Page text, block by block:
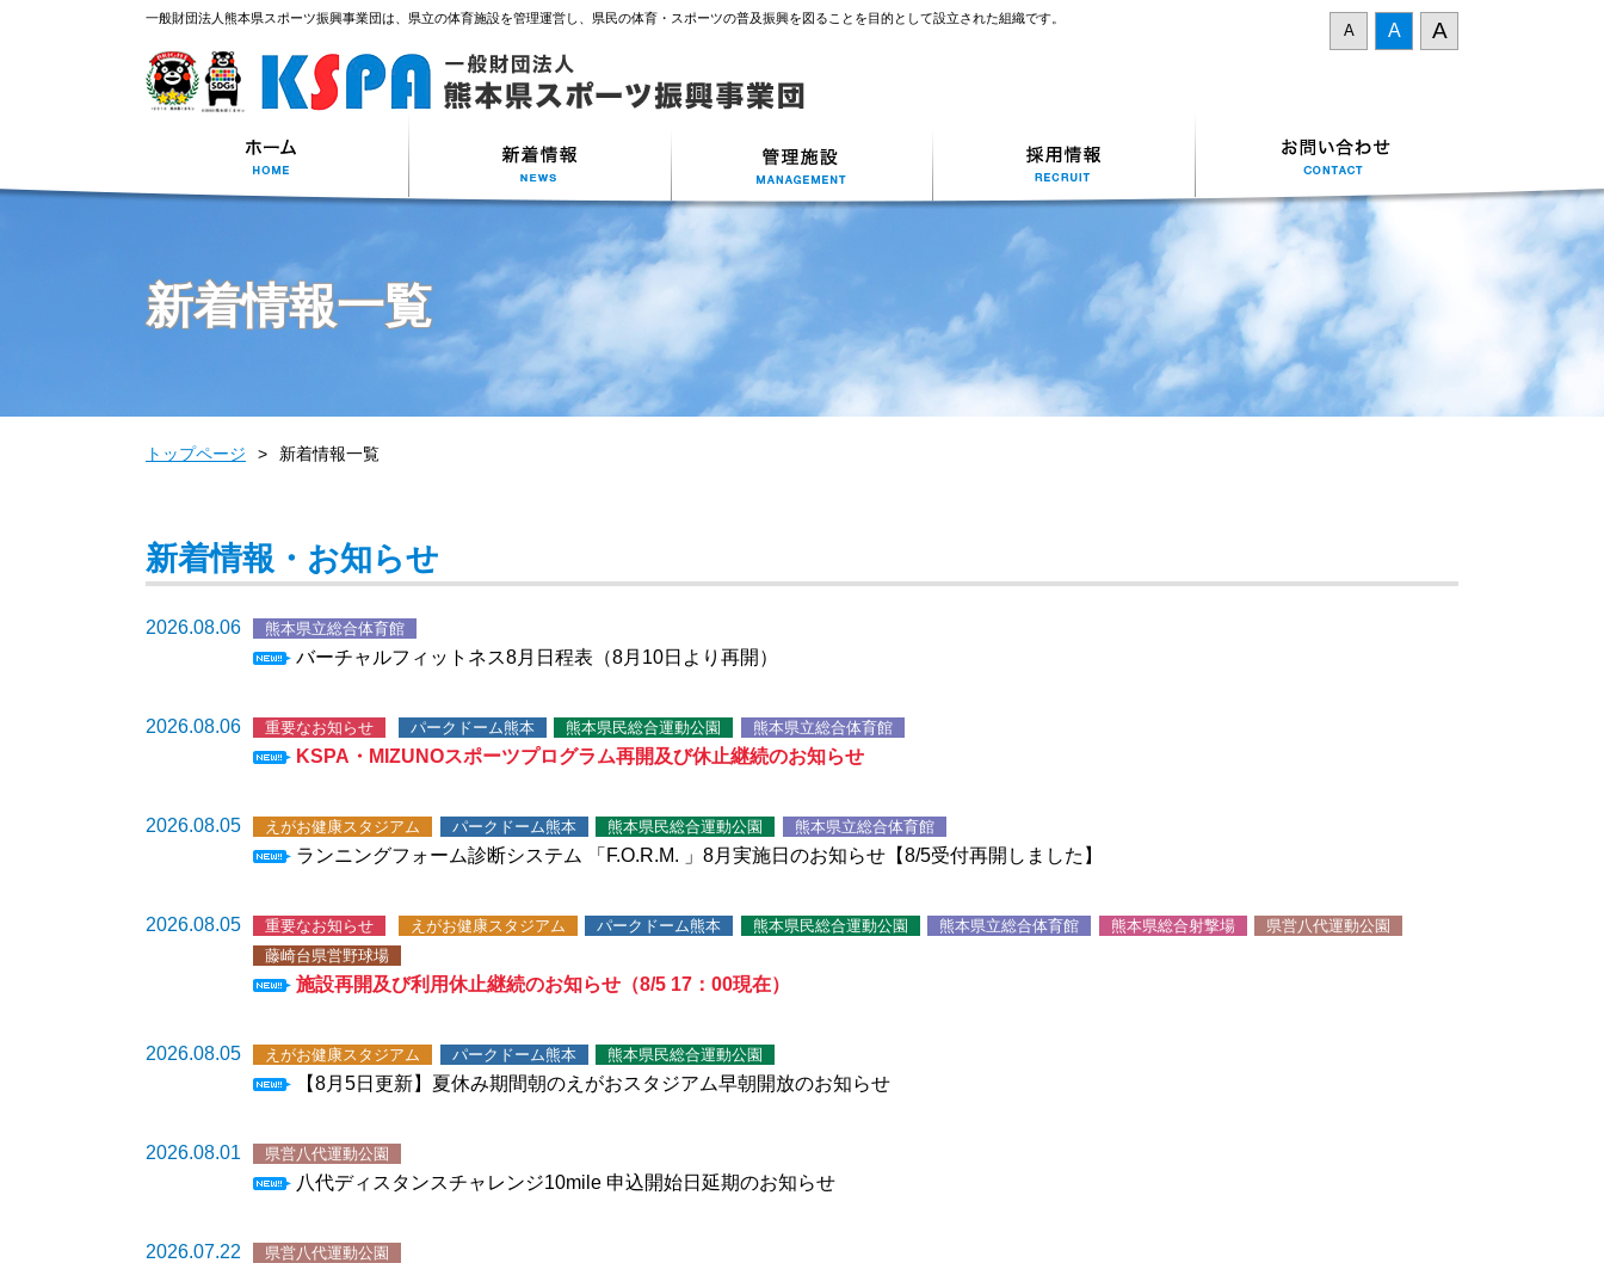
一般財団法人熊本県スポーツ振興事業団は、県立の体育施設を管理運営し、県民の体育・スポーツの普及振興を図ることを目的として設立された組織です。
A A A
新着情報一覧
トップページ 新着情報一覧
新着情報・お知らせ
2026.08.06 熊本県立総合体育館
バーチャルフィットネス8月日程表（8月10日より再開）
2026.08.06 重要なお知らせ パークドーム熊本 熊本県民総合運動公園 熊本県立総合体育館
KSPA・MIZUNOスポーツプログラム再開及び休止継続のお知らせ
2026.08.05 えがお健康スタジアム パークドーム熊本 熊本県民総合運動公園 熊本県立総合体育館
ランニングフォーム診断システム 「F.O.R.M. 」8月実施日のお知らせ【8/5受付再開しました】
2026.08.05 重要なお知らせ えがお健康スタジアム パークドーム熊本 熊本県民総合運動公園 熊本県立総合体育館 熊本県総合射撃場
県営八代運動公園
藤崎台県営野球場
施設再開及び利用休止継続のお知らせ（8/5 17：00現在）
2026.08.05 えがお健康スタジアム パークドーム熊本 熊本県民総合運動公園
【8月5日更新】夏休み期間朝のえがおスタジアム早朝開放のお知らせ
2026.08.01 県営八代運動公園
八代ディスタンスチャレンジ10mile 申込開始日延期のお知らせ
2026.07.22 県営八代運動公園